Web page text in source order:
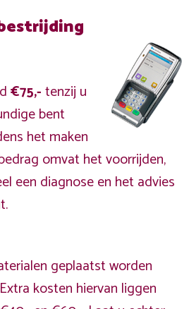
€75,-tenzij u
bent
het maken
omvat het voorrijden,
een diagnose en het advies
geplaatst worden
kosten hiervan liggen